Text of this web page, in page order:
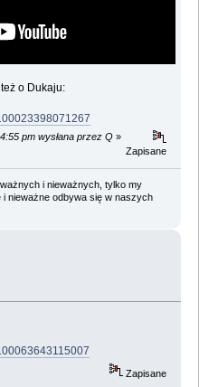
o Dukaju:
pm wysłana przez Q »
Zapisane
i nieważnych, tylko my
i nieważne odbywa się w naszych
Zapisane